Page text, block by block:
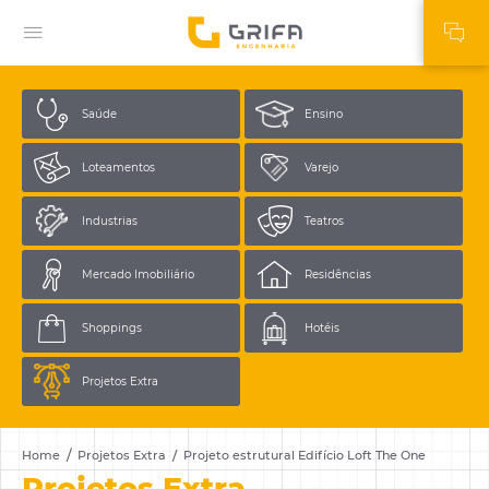
Home Projetos Extra Projeto estrutural Edifício Loft The One
Saúde Ensino
Loteamentos Varejo
Industrias Teatros
Mercado Imobiliário Residências
Shoppings Hotéis
Projetos Extra